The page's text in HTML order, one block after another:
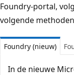
Foundry-portal,
volgende
Foundry (nieuw)
In de nieuwe